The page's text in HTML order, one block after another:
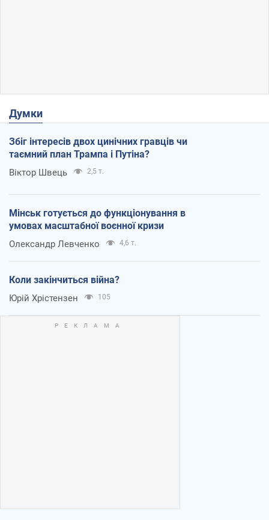
Думки
Збіг інтересів двох цинічних гравців чи
таємний план Трампа і Путіна?
Віктор Швець 2,5 т.
Мінськ готується до функціонування в
умовах масштабної воєнної кризи
Олександр Левченко 4,6 т.
Коли закінчиться війна?
Юрій Хрістензен 105